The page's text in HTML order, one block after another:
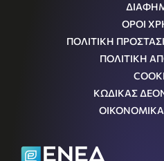
ΟΡΟΙ
ΠΟΛΙΤΙΚΗ
ΠΟΛΙΤΙΚΗ
ΚΩΔΙΚΑΣ
ΟΙΚΟΝΟΜΙΚΑ